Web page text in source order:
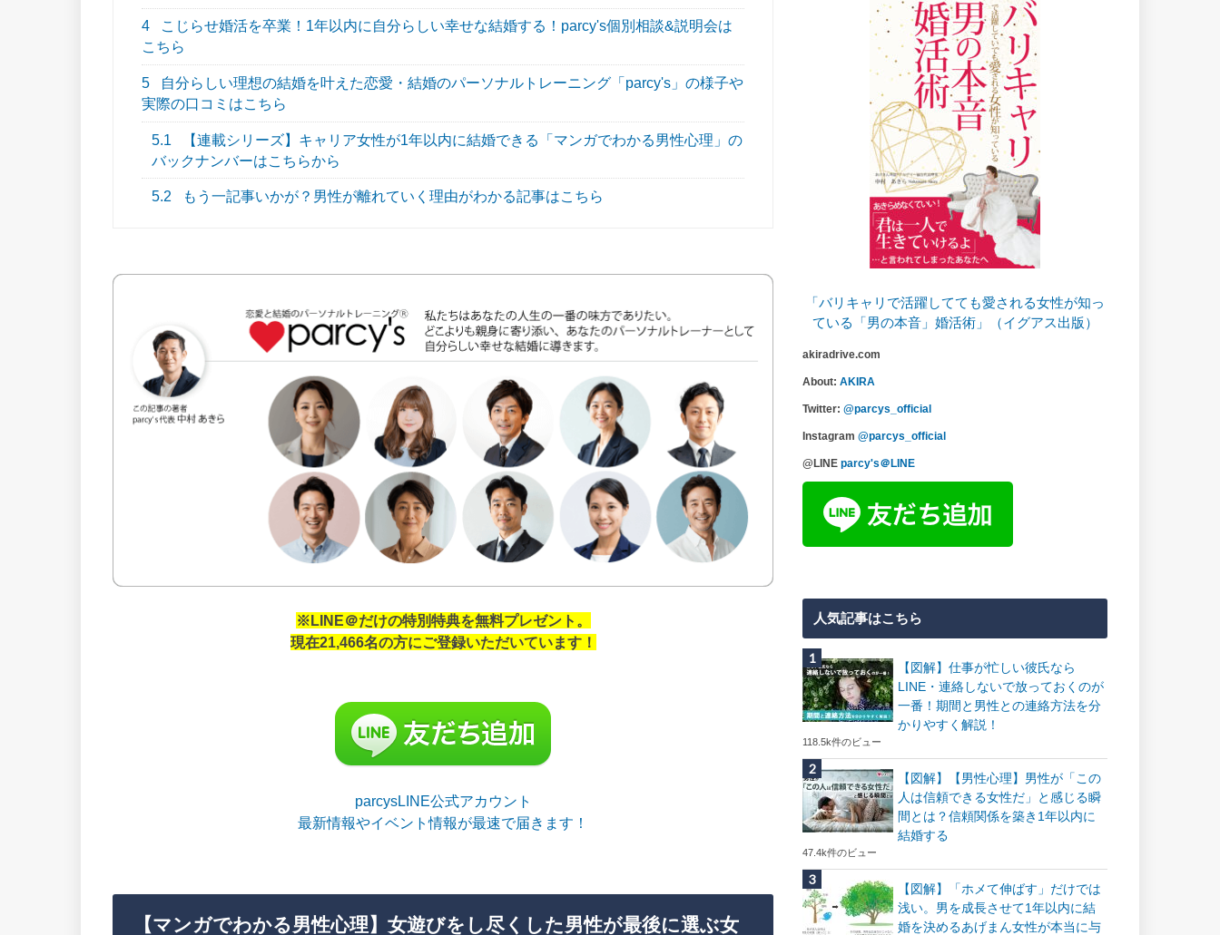
4
こじらせ婚活を卒業！1年以内に自分らしい幸せな結婚する！parcy's個別相談&説明会は
こちら
5
自分らしい理想の結婚を叶えた恋愛・結婚のパーソナルトレーニング「parcy's」の様子や
実際の口コミはこちら
5.1
【連載シリーズ】キャリア女性が1年以内に結婚できる「マンガでわかる男性心理」の
バックナンバーはこちらから
5.2 もう一記事いかが？男性が離れていく理由がわかる記事はこちら
※LINE＠だけの特別特典を無料プレゼント。
現在21,466名の方にご登録いただいています！
parcysLINE公式アカウント
最新情報やイベント情報が最速で届きます！
【マンガでわかる男性心理】女遊びをし尽くした男性が最後に選ぶ女
「バリキャリで活躍してても愛される女性が知っ
ている「男の本音」婚活術」（イグアス出版）
akiradrive.com
About: AKIRA
Twitter: @parcys_official
Instagram @parcys_official
@LINE parcy's＠LINE
人気記事はこちら
【図解】仕事が忙しい彼氏なら
LINE・連絡しないで放っておくのが
一番！期間と男性との連絡方法を分
かりやすく解説！
118.5k件のビュー
【図解】【男性心理】男性が「この
人は信頼できる女性だ」と感じる瞬
間とは？信頼関係を築き1年以内に
結婚する
47.4k件のビュー
【図解】「ホメて伸ばす」だけでは
浅い。男を成長させて1年以内に結
婚を決めるあげまん女性が本当に与